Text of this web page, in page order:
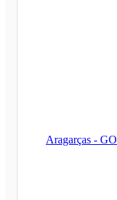
Aragarças - GO